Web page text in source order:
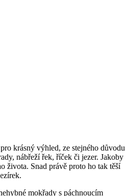
krásný výhled, ze stejného důvodu
nábřeží řek, říček či jezer. Jakoby
života. Snad právě proto ho tak těší
mokřady s páchnoucím